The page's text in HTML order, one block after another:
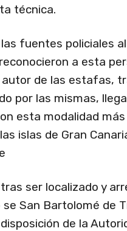
técnica.
fuentes policiales
a esta
de las estafas,
por las mismas,
esta modalidad
islas de Gran
ser localizado y
se San Bartolomé de
de la